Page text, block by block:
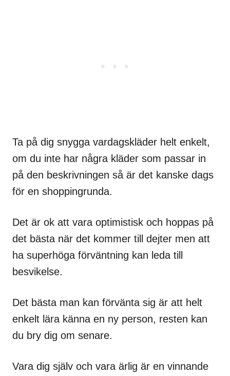
Ta på dig snygga vardagskläder helt enkelt,
om du inte har några kläder som passar in
på den beskrivningen så är det kanske dags
för en shoppingrunda.
Det är ok att vara optimistisk och hoppas på
det bästa när det kommer till dejter men att
ha superhöga förväntning kan leda till
besvikelse.
Det bästa man kan förvänta sig är att helt
enkelt lära känna en ny person, resten kan
du bry dig om senare.
Vara dig själv och vara ärlig är en vinnande